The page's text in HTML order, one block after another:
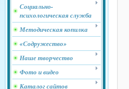
Социально-
психологическая служба
Методическая копилка
«Содружество»
Наше творчество
Фото и видео
Каталог сайтов